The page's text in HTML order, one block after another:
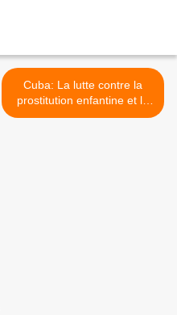
Cuba: La lutte contre la
prostitution enfantine et la
traite des mineurs >